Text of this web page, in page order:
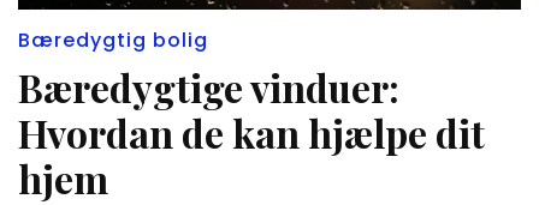
Bæredygtig bolig
Bæredygtige vinduer:
Hvordan de kan hjælpe dit
hjem